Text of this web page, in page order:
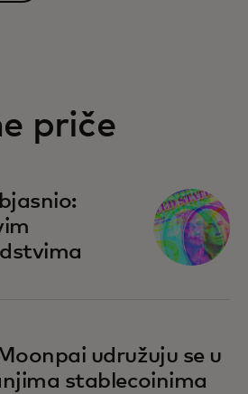
priče
udružuju se u
stablecoinima